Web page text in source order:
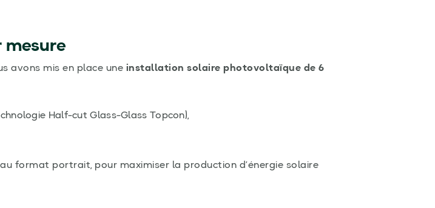
avons mis en place une installation solaire photovoltaïque de 6
Half-cut Glass-Glass Topcon),
format portrait, pour maximiser la production d’énergie solaire